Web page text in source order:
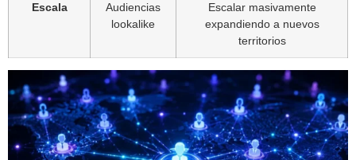
Escala
Audiencias
lookalike
Escalar masivamente
expandiendo a nuevos
territorios